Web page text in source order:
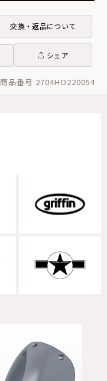
交換・返品について
シェア
商品番号 2704HO220054